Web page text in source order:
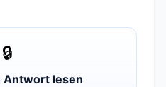
🔒
Antwort lesen